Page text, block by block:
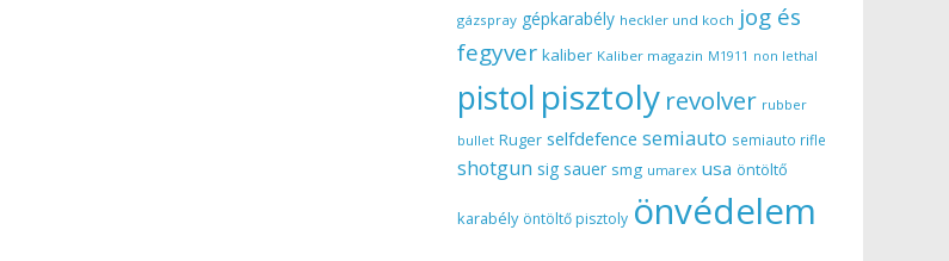
gázspray gépkarabély heckler und koch jog és
fegyver kaliber Kaliber magazin M1911 non lethal
pistol pisztoly revolver rubber
bullet Ruger selfdefence semiauto semiauto rifle
shotgun sig sauer smg umarex usa öntöltő
karabély öntöltő pisztoly önvédelem